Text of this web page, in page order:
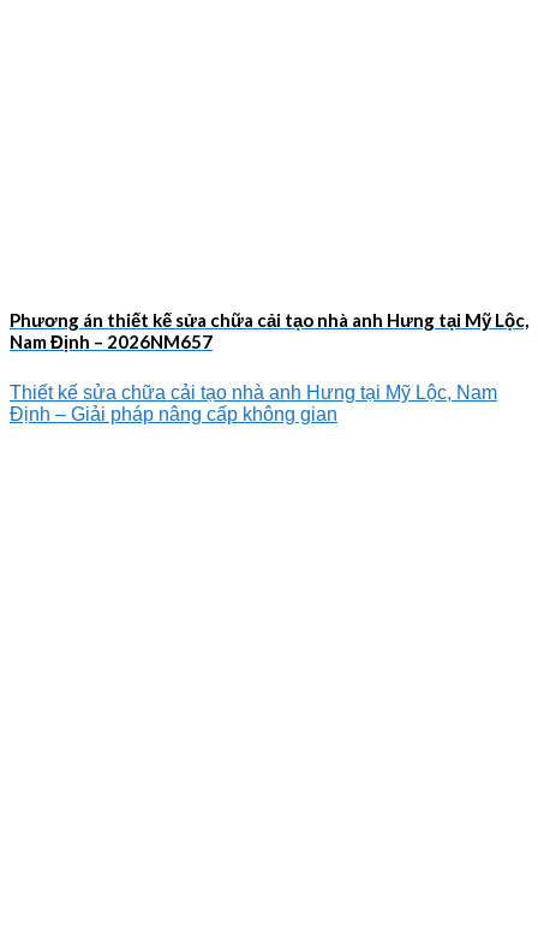
Phương án thiết kế sửa chữa cải tạo nhà anh Hưng tại Mỹ Lộc,
Nam Định – 2026NM657
Thiết kế sửa chữa cải tạo nhà anh Hưng tại Mỹ Lộc, Nam
Định – Giải pháp nâng cấp không gian